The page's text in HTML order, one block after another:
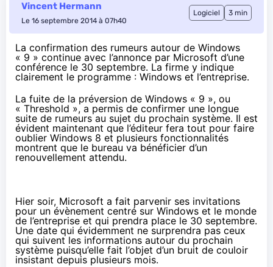
Vincent Hermann
Le 16 septembre 2014 à 07h40
Logiciel 3 min
La confirmation des rumeurs autour de Windows
« 9 » continue avec l’annonce par Microsoft d’une
conférence le 30 septembre. La firme y indique
clairement le programme : Windows et l’entreprise.
La fuite de la préversion de Windows « 9 », ou
« Threshold », a permis de confirmer une longue
suite de rumeurs au sujet du prochain système. Il est
évident maintenant que l’éditeur fera tout pour faire
oublier Windows 8 et plusieurs fonctionnalités
montrent que le bureau va bénéficier d’un
renouvellement attendu.
Hier soir, Microsoft a fait parvenir ses invitations
pour un évènement centré sur Windows et le monde
de l’entreprise et qui prendra place le 30 septembre.
Une date qui évidemment ne surprendra pas ceux
qui suivent les informations autour du prochain
système puisqu’elle fait l’objet d’un bruit de couloir
insistant depuis plusieurs mois.